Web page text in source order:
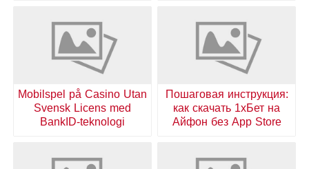
Пошаговая инструкция:
как скачать 1хБет на
Айфон без App Store
Mobilspel på Casino Utan
Svensk Licens med
BankID-teknologi